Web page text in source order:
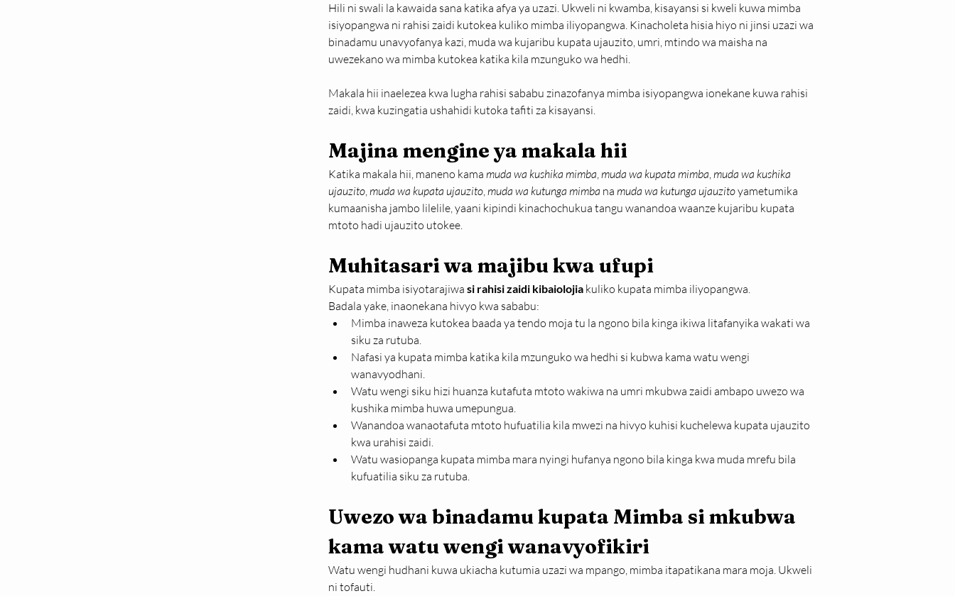
Hili ni swali la kawaida sana katika afya ya uzazi. Ukweli ni kwamba, kisayansi si kweli kuwa mimba
isiyopangwa ni rahisi zaidi kutokea kuliko mimba iliyopangwa. Kinacholeta hisia hiyo ni jinsi uzazi wa
binadamu unavyofanya kazi, muda wa kujaribu kupata ujauzito, umri, mtindo wa maisha na
uwezekano wa mimba kutokea katika kila mzunguko wa hedhi.
Makala hii inaelezea kwa lugha rahisi sababu zinazofanya mimba isiyopangwa ionekane kuwa rahisi
zaidi, kwa kuzingatia ushahidi kutoka tafiti za kisayansi.
Majina mengine ya makala hii
Katika makala hii, maneno kama muda wa kushika mimba, muda wa kupata mimba, muda wa kushika
ujauzito, muda wa kupata ujauzito, muda wa kutunga mimba na muda wa kutunga ujauzito yametumika
kumaanisha jambo lilelile, yaani kipindi kinachochukua tangu wanandoa waanze kujaribu kupata
mtoto hadi ujauzito utokee.
Muhitasari wa majibu kwa ufupi
Kupata mimba isiyotarajiwa si rahisi zaidi kibaiolojia kuliko kupata mimba iliyopangwa.
Badala yake, inaonekana hivyo kwa sababu:
Mimba inaweza kutokea baada ya tendo moja tu la ngono bila kinga ikiwa litafanyika wakati wa
siku za rutuba.
Nafasi ya kupata mimba katika kila mzunguko wa hedhi si kubwa kama watu wengi
wanavyodhani.
Watu wengi siku hizi huanza kutafuta mtoto wakiwa na umri mkubwa zaidi ambapo uwezo wa
kushika mimba huwa umepungua.
Wanandoa wanaotafuta mtoto hufuatilia kila mwezi na hivyo kuhisi kuchelewa kupata ujauzito
kwa urahisi zaidi.
Watu wasiopanga kupata mimba mara nyingi hufanya ngono bila kinga kwa muda mrefu bila
kufuatilia siku za rutuba.
Uwezo wa binadamu kupata Mimba si mkubwa
kama watu wengi wanavyofikiri
Watu wengi hudhani kuwa ukiacha kutumia uzazi wa mpango, mimba itapatikana mara moja. Ukweli
ni tofauti.